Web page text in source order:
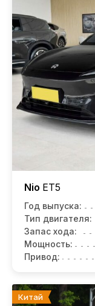
Nio ET5
Год выпуска:
Тип двигателя:
Запас хода:
Мощность:
Привод:
Китай